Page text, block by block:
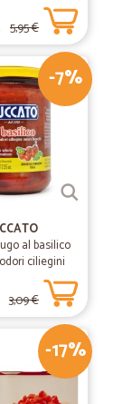
5,95 €
-7%
al basilico
ciliegini
gr.370
3,09 €
-17%